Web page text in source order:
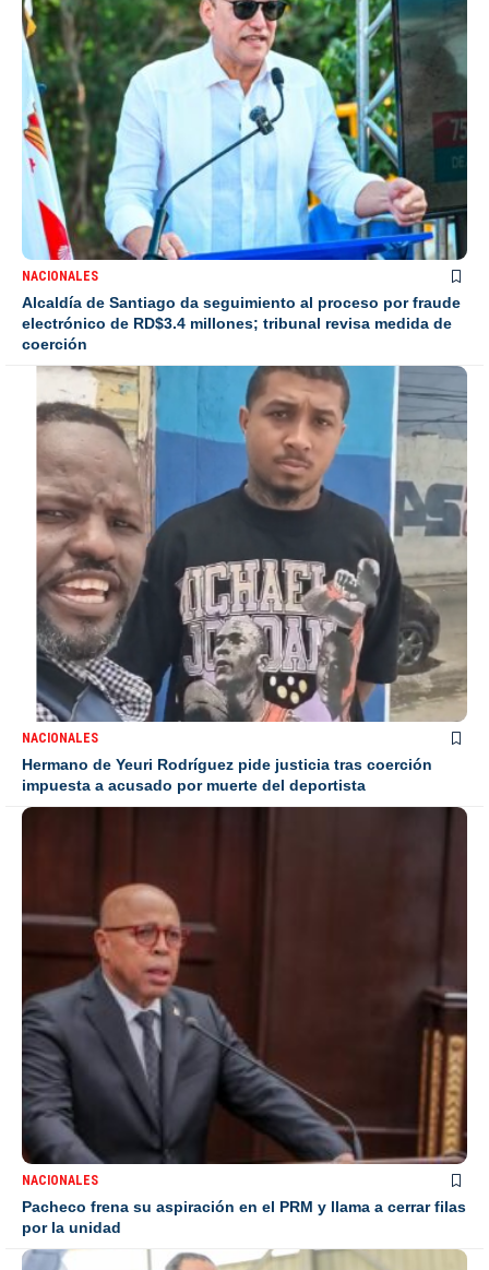
NACIONALES
Alcaldía de Santiago da seguimiento al proceso por fraude
electrónico de RD$3.4 millones; tribunal revisa medida de
coerción
NACIONALES
Hermano de Yeuri Rodríguez pide justicia tras coerción
impuesta a acusado por muerte del deportista
NACIONALES
Pacheco frena su aspiración en el PRM y llama a cerrar filas
por la unidad